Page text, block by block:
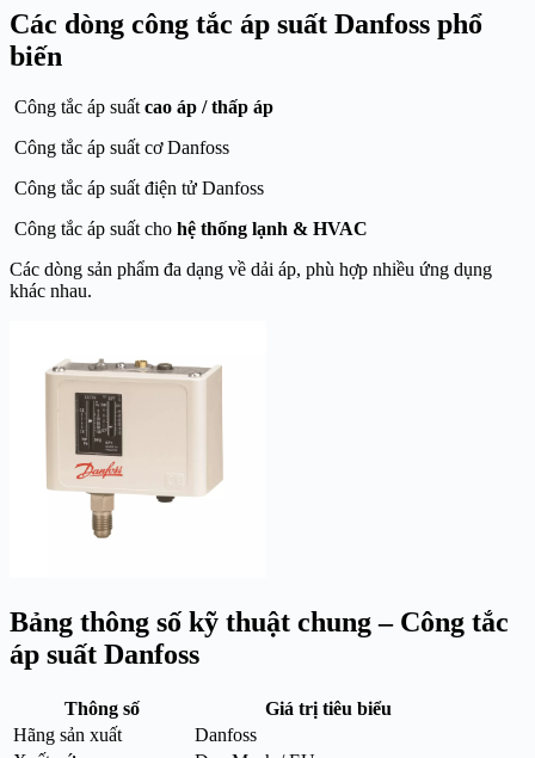
Các dòng công tắc áp suất Danfoss phổ
biến
Công tắc áp suất cao áp / thấp áp
Công tắc áp suất cơ Danfoss
Công tắc áp suất điện tử Danfoss
Công tắc áp suất cho hệ thống lạnh & HVAC
Các dòng sản phẩm đa dạng về dải áp, phù hợp nhiều ứng dụng
khác nhau.
Bảng thông số kỹ thuật chung – Công tắc
áp suất Danfoss
Thông số
Giá trị tiêu biểu
Hãng sản xuất
Danfoss